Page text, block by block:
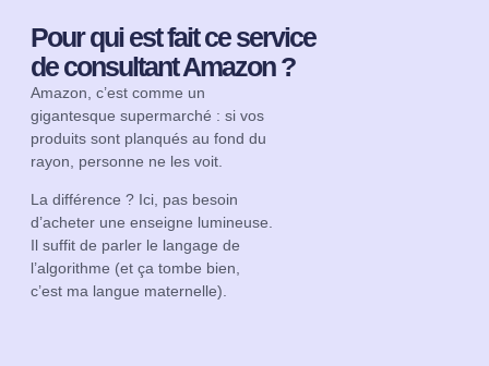
Pour qui est fait ce service
de consultant Amazon ?
Amazon, c’est comme un
gigantesque supermarché : si vos
produits sont planqués au fond du
rayon, personne ne les voit.
La différence ? Ici, pas besoin
d’acheter une enseigne lumineuse.
Il suffit de parler le langage de
l’algorithme (et ça tombe bien,
c’est ma langue maternelle).